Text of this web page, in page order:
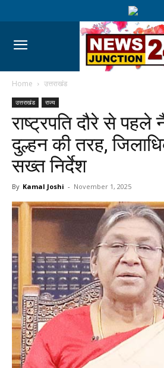
Home उत्तराखंड
उत्तराखंड राज्य
राष्ट्रपति दौरे से पहले
दुल्हन की तरह,
सख्त निर्देश
By Kamal Joshi - November 1, 2025